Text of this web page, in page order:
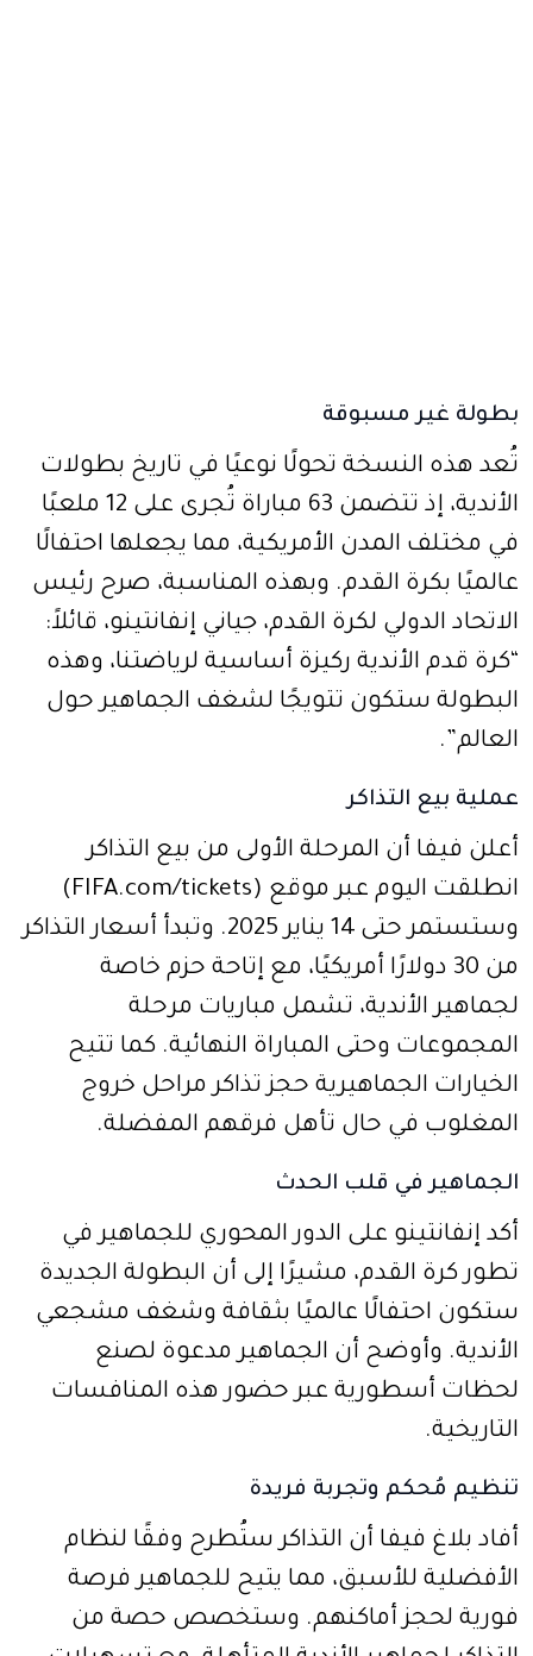
بطولة غير مسبوقة
تُعد هذه النسخة تحولًا نوعيًا في تاريخ بطولات
الأندية، إذ تتضمن 63 مباراة تُجرى على 12 ملعبًا
في مختلف المدن الأمريكية، مما يجعلها احتفالًا
عالميًا بكرة القدم. وبهذه المناسبة، صرح رئيس
الاتحاد الدولي لكرة القدم، جياني إنفانتينو، قائلاً:
“كرة قدم الأندية ركيزة أساسية لرياضتنا، وهذه
البطولة ستكون تتويجًا لشغف الجماهير حول
العالم”.
عملية بيع التذاكر
أعلن فيفا أن المرحلة الأولى من بيع التذاكر
انطلقت اليوم عبر موقع (FIFA.com/tickets)
وستستمر حتى 14 يناير 2025. وتبدأ أسعار التذاكر
من 30 دولارًا أمريكيًا، مع إتاحة حزم خاصة
لجماهير الأندية، تشمل مباريات مرحلة
المجموعات وحتى المباراة النهائية. كما تتيح
الخيارات الجماهيرية حجز تذاكر مراحل خروج
المغلوب في حال تأهل فرقهم المفضلة.
الجماهير في قلب الحدث
أكد إنفانتينو على الدور المحوري للجماهير في
تطور كرة القدم، مشيرًا إلى أن البطولة الجديدة
ستكون احتفالًا عالميًا بثقافة وشغف مشجعي
الأندية. وأوضح أن الجماهير مدعوة لصنع
لحظات أسطورية عبر حضور هذه المنافسات
التاريخية.
تنظيم مُحكم وتجربة فريدة
أفاد بلاغ فيفا أن التذاكر ستُطرح وفقًا لنظام
الأفضلية للأسبق، مما يتيح للجماهير فرصة
فورية لحجز أماكنهم. وستخصص حصة من